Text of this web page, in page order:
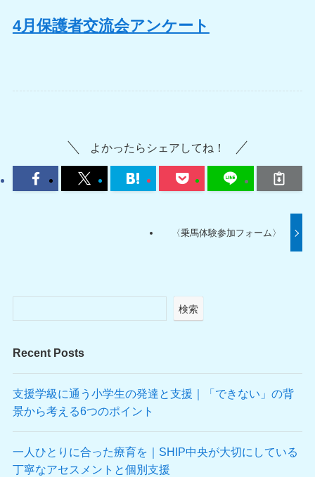
4月保護者交流会アンケート
よかったらシェアしてね！
〈乗馬体験参加フォーム〉
検索
Recent Posts
支援学級に通う小学生の発達と支援｜「できない」の背
景から考える6つのポイント
一人ひとりに合った療育を｜SHIP中央が大切にしている
丁寧なアセスメントと個別支援